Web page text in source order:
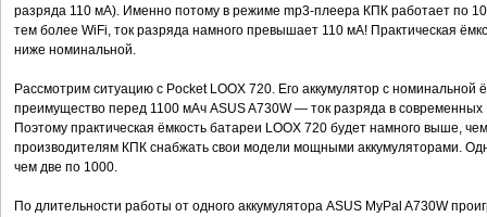
разряда 110 мА). Именно потому в режиме mp3-плеера КПК работает по
тем более WiFi, ток разряда намного превышает 110 мА! Практическая
ниже номинальной.
Рассмотрим ситуацию с Pocket LOOX 720. Его аккумулятор с
преимущество перед 1100 мАч ASUS A730W — ток разряда в
Поэтому практическая ёмкость батареи LOOX 720 будет намного выше,
производителям КПК снабжать свои модели мощными аккумуляторами.
чем две по 1000.
По длительности работы от одного аккумулятора ASUS MyPal A730W